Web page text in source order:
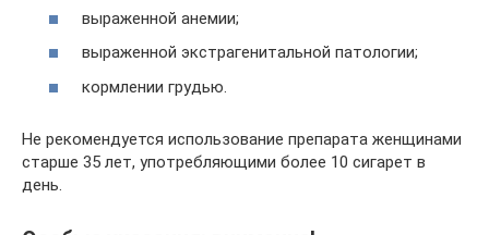
выраженной анемии;
выраженной экстрагенитальной патологии;
кормлении грудью.
Не рекомендуется использование препарата женщинами
старше 35 лет, употребляющими более 10 сигарет в
день.